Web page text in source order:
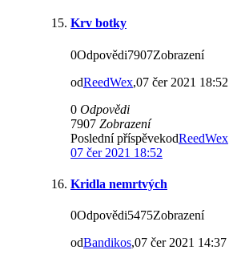
Krv botky
0Odpovědi7907Zobrazení
odReedWex,07 čer 2021 18:52
0 Odpovědi
7907 Zobrazení
Poslední příspěvekodReedWex
07 čer 2021 18:52
Kridla nemrtvých
0Odpovědi5475Zobrazení
odBandikos,07 čer 2021 14:37